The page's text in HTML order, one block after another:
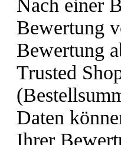
Nach einer
Bewertung
Bewertung
Trusted
Daten
Ihrer